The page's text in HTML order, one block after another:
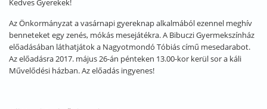
Kedves Gyerekek!
Az Önkormányzat a vasárnapi gyereknap alkalmából ezennel meghív
benneteket egy zenés, mókás mesejátékra. A Bibuczi Gyermekszínház
előadásában láthatjátok a Nagyotmondó Tóbiás című mesedarabot.
Az előadásra 2017. május 26-án pénteken 13.00-kor kerül sor a káli
Művelődési házban. Az előadás ingyenes!